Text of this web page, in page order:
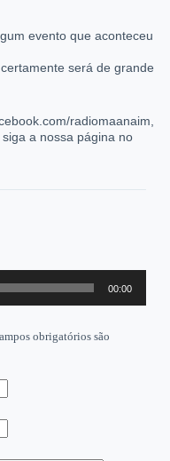
evento que aconteceu
será de grande
radiomaanaim,
a nossa página no
00:00
obrigatórios são